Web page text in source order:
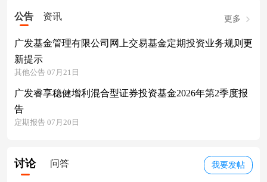
公告 资讯 更多
广发基金管理有限公司网上交易基金定期投资业务规则更
新提示
其他公告 07月21日
广发睿享稳健增利混合型证券投资基金2026年第2季度报
告
定期报告 07月20日
我要发帖
讨论 问答